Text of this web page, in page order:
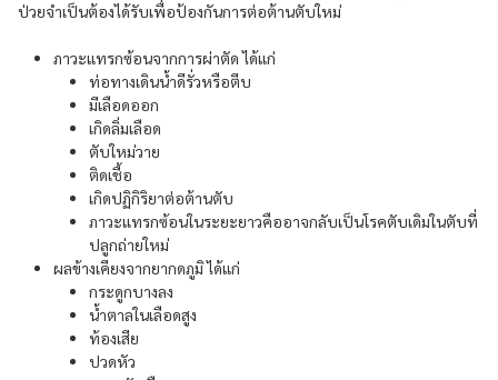
ป่วยจำเป็นต้องได้รับเพื่อป้องกันการต่อต้านตับใหม่
ภาวะแทรกซ้อนจากการผ่าตัด ได้แก่
ท่อทางเดินน้ำดีรั่วหรือตีบ
มีเลือดออก
เกิดลิ่มเลือด
ตับใหม่วาย
ติดเชื้อ
เกิดปฏิกิริยาต่อต้านตับ
ภาวะแทรกซ้อนในระยะยาวคืออาจกลับเป็นโรคตับเดิมในตับที่
ปลูกถ่ายใหม่
ผลข้างเคียงจากยากดภูมิ ได้แก่
กระดูกบางลง
น้ำตาลในเลือดสูง
ท้องเสีย
ปวดหัว